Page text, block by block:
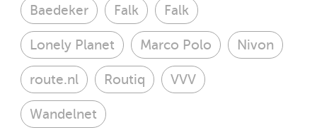
Baedeker Falk Falk
Lonely Planet Marco Polo Nivon
route.nl Routiq VVV
Wandelnet